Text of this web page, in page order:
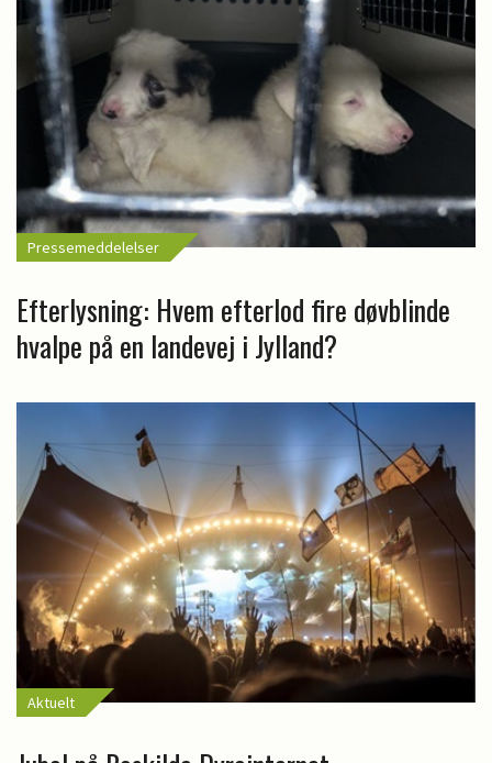
Pressemeddelelser
Efterlysning: Hvem efterlod fire døvblinde
hvalpe på en landevej i Jylland?
Aktuelt